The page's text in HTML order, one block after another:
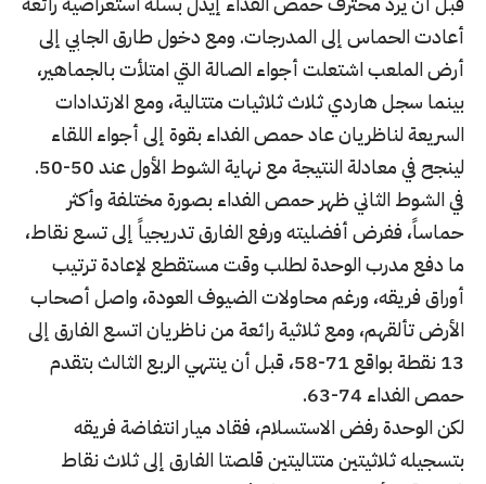
أعادت الحماس إلى المدرجات. ومع دخول طارق الجابي إلى
أرض الملعب اشتعلت أجواء الصالة التي امتلأت بالجماهير،
بينما سجل هاردي ثلاث ثلاثيات متتالية، ومع الارتدادات
السريعة لناظريان عاد حمص الفداء بقوة إلى أجواء اللقاء
لينجح في معادلة النتيجة مع نهاية الشوط الأول عند 50-50.
في الشوط الثاني ظهر حمص الفداء بصورة مختلفة وأكثر
حماساً، ففرض أفضليته ورفع الفارق تدريجياً إلى تسع نقاط،
ما دفع مدرب الوحدة لطلب وقت مستقطع لإعادة ترتيب
أوراق فريقه، ورغم محاولات الضيوف العودة، واصل أصحاب
الأرض تألقهم، ومع ثلاثية رائعة من ناظريان اتسع الفارق إلى
13 نقطة بواقع 71-58، قبل أن ينتهي الربع الثالث بتقدم
حمص الفداء 74-63.
لكن الوحدة رفض الاستسلام، فقاد ميار انتفاضة فريقه
بتسجيله ثلاثيتين متتاليتين قلصتا الفارق إلى ثلاث نقاط